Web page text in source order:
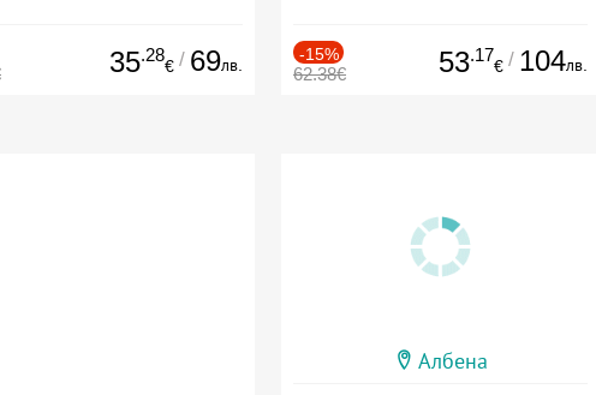
35.28
€ / 69лв.
-15%
62.38€ 53.17
€ / 104лв.
Албена